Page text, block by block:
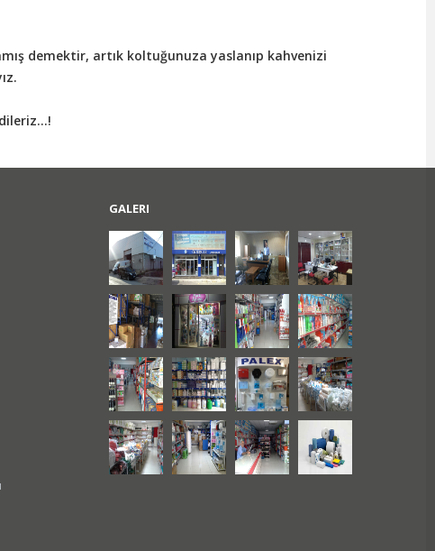
demektir, artık koltuğunuza yaslanıp kahvenizi
GALERI